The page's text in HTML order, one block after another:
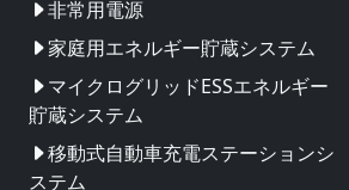
非常用電源
家庭用エネルギー貯蔵システム
マイクログリッドESSエネルギー
貯蔵システム
移動式自動車充電ステーションシ
ステム